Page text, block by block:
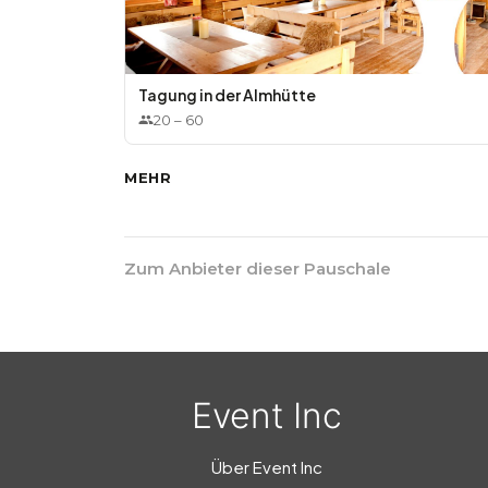
Tagung in der Almhütte
20 – 60
MEHR
Zum Anbieter dieser Pauschale
Event Inc
Über Event Inc